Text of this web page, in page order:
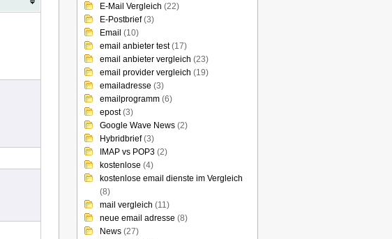
E-Mail Vergleich (22)
E-Postbrief(3)
Email (10)
email anbieter test(17)
email anbieter vergleich (23)
email provider vergleich (19)
emailadresse (3)
emailprogramm (6)
epost(3)
Google Wave News (2)
Hybridbrief(3)
IMAP vs POP3 (2)
kostenlose (4)
kostenlose email dienste im Vergleich
(8)
mail vergleich (11)
neue email adresse (8)
News (27)